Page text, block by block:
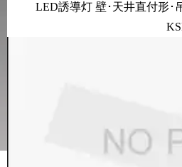
LED誘導灯 壁･天井直付形･